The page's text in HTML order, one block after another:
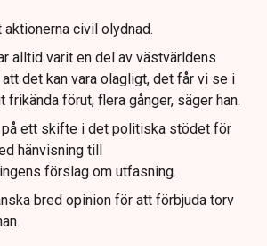
civil olydnad.
alltid varit en del av västvärldens
det kan vara olagligt, det får vi se i
frikända förut, flera gånger, säger han.
på ett skifte i det politiska stödet för
hänvisning till
förslag om utfasning.
bred opinion för att förbjuda torv